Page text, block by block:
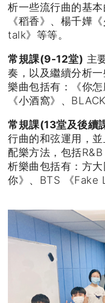
析一些流行曲的基
《稻香》、楊千嬅
talk》等等。
常規課(9-12堂) 主
奏，以及繼續分析
樂曲包括有：《你
《小酒窩》、
常規課(13堂及後續
行曲的和弦運用，
配樂方法，包括
析樂曲包括有：方
你》、BTS 《Fake